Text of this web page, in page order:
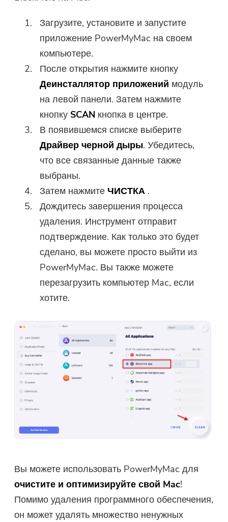
Загрузите, установите и запустите
приложение PowerMyMac на своем
компьютере.
После открытия нажмите кнопку
Деинсталлятор приложений модуль
на левой панели. Затем нажмите
кнопку SCAN кнопка в центре.
В появившемся списке выберите
Драйвер черной дыры. Убедитесь,
что все связанные данные также
выбраны.
Затем нажмите ЧИСТКА .
Дождитесь завершения процесса
удаления. Инструмент отправит
подтверждение. Как только это будет
сделано, вы можете просто выйти из
PowerMyMac. Вы также можете
перезагрузить компьютер Mac, если
хотите.
Вы можете использовать PowerMyMac для
очистите и оптимизируйте свой Mac!
Помимо удаления программного обеспечения,
он может удалять множество ненужных